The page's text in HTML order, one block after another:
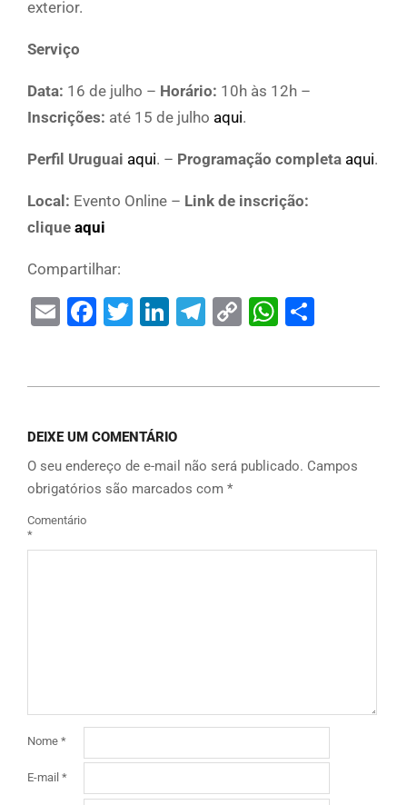
exterior.
Serviço
Data: 16 de julho – Horário: 10h às 12h –
Inscrições: até 15 de julho aqui.
Perfil Uruguai aqui. – Programação completa aqui.
Local: Evento Online – Link de inscrição:
clique aqui
Compartilhar:
EmailFacebook
Twitter
LinkedIn
Telegram
Copy
DEIXE UM COMENTÁRIO
O seu endereço de e-mail não será publicado. Campos
obrigatórios são marcados com *
Comentário
*
Nome *
E-mail *